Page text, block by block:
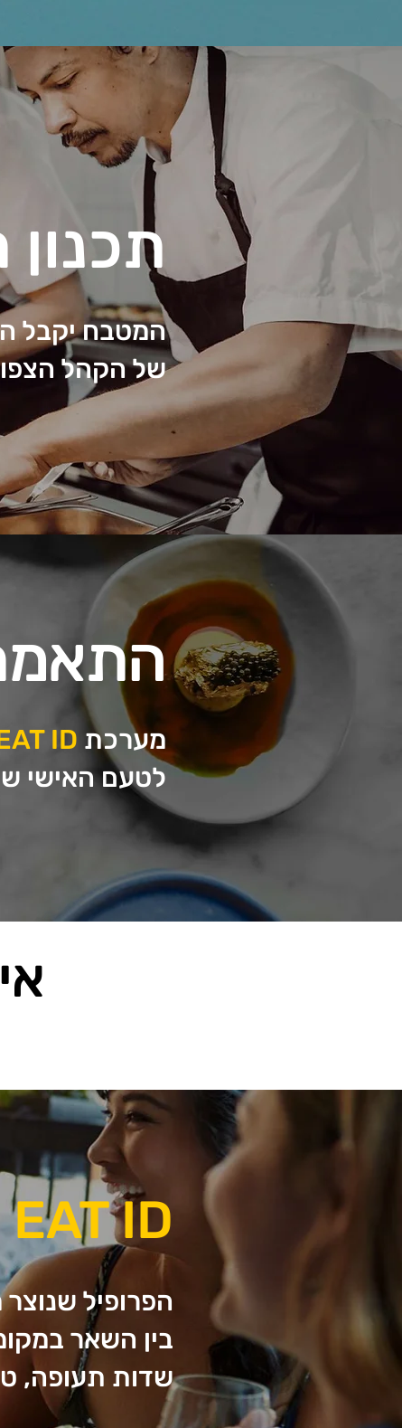
מערכת ID
לטעם האישי
המטבח יקבל
של הקהל
EAT ID
הפרופיל
בין השאר
שדות תעופה,